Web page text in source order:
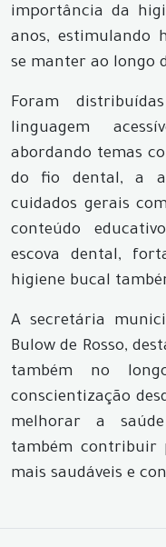
importância da
anos, estimulando
se manter ao longo
Foram
linguagem
abordando temas
do fio dental, a
cuidados gerais
conteúdo
escova dental,
higiene bucal
A secretária
Bulow de Rosso,
também no
conscientização
melhorar a
também contribuir
mais saudáveis e